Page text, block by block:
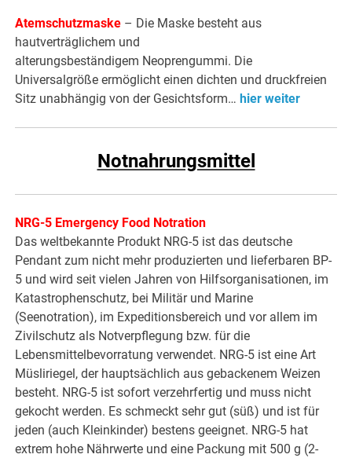
Atemschutzmaske – Die Maske besteht aus
hautverträglichem und
alterungsbeständigem Neoprengummi. Die
Universalgröße ermöglicht einen dichten und druckfreien
Sitz unabhängig von der Gesichtsform… hier weiter
Notnahrungsmittel
NRG-5 Emergency Food Notration
Das weltbekannte Produkt NRG-5 ist das deutsche
Pendant zum nicht mehr produzierten und lieferbaren BP-
5 und wird seit vielen Jahren von Hilfsorganisationen, im
Katastrophenschutz, bei Militär und Marine
(Seenotration), im Expeditionsbereich und vor allem im
Zivilschutz als Notverpflegung bzw. für die
Lebensmittelbevorratung verwendet. NRG-5 ist eine Art
Müsliriegel, der hauptsächlich aus gebackenem Weizen
besteht. NRG-5 ist sofort verzehrfertig und muss nicht
gekocht werden. Es schmeckt sehr gut (süß) und ist für
jeden (auch Kleinkinder) bestens geeignet. NRG-5 hat
extrem hohe Nährwerte und eine Packung mit 500 g (2-